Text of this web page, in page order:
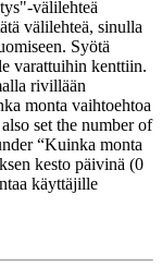
välilehteä
välilehteä, sinulla
Syötä
varattuihin kenttiin.
rivillään
monta vaihtoehtoa
set the number of
“Kuinka monta
kesto päivinä (0
käyttäjille